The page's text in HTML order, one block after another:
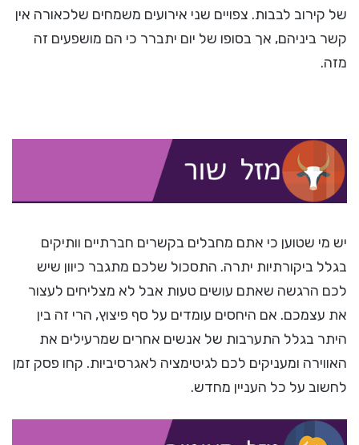
של קירוב לבבות. צפויים שני אירועים משמחים שלכאורה אין
קשר ביניהם, אך בסופו של יום יתברר כי הם מושפעים זה
מזה.
יש מי שטוען כי אתם מחבלים בקשרים חברתיים וותיקים
בגלל ביקורתיות יתרה. התסכול שלכם מתגבר כיוון שיש
לכם הרגשה שאתם עושים טעות אבל לא מצליחים לעצור
את עצמכם. אם היחסים עומדים על סף פיצוץ, הרי זה בין
היתר בגלל התערבות של אנשים אחרים שמרעילים את
האווירה ומעניקים לכם לגיטימציה לאגרסיביות. קחו פסק זמן
לחשוב על כל העניין מחדש.